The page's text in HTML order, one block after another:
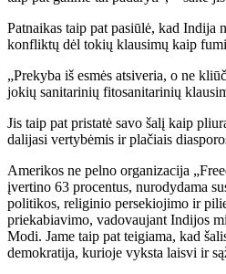
Patnaikas taip pat pasiūlė, kad Indija
konfliktų dėl tokių klausimų kaip
„Prekyba iš esmės atsiveria, o ne
jokių sanitarinių fitosanitarinių
Jis taip pat pristatė savo šalį kaip
dalijasi vertybėmis ir plačiais
Amerikos ne pelno organizacija
įvertino 63 procentus, nurodydama
politikos, religinio persekiojimo ir
priekabiavimo, vadovaujant Indijos
Modi. Jame taip pat teigiama, kad
demokratija, kurioje vyksta laisvi ir